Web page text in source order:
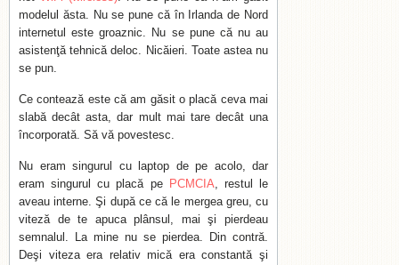
modelul ăsta. Nu se pune că în Irlanda de Nord
internetul este groaznic. Nu se pune că nu au
asistenţă tehnică deloc. Nicăieri. Toate astea nu
se pun.
Ce contează este că am găsit o placă ceva mai
slabă decât asta, dar mult mai tare decât una
încorporată. Să vă povestesc.
Nu eram singurul cu laptop de pe acolo, dar
eram singurul cu placă pe PCMCIA, restul le
aveau interne. Şi după ce că le mergea greu, cu
viteză de te apuca plânsul, mai şi pierdeau
semnalul. La mine nu se pierdea. Din contră.
Deşi viteza era relativ mică era constantă şi